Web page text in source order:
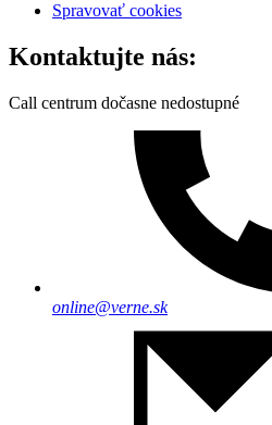
Spravovať cookies
Kontaktujte nás:
Call centrum dočasne nedostupné
online@verne.sk